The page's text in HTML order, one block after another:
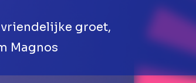
vriendelijke groet,
Magnos